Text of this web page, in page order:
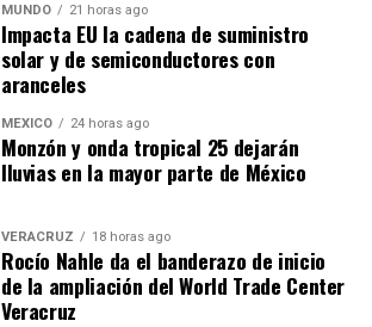
MUNDO 21 horas ago
Impacta EU la cadena de suministro
solar y de semiconductores con
aranceles
MÉXICO 24 horas ago
Monzón y onda tropical 25 dejarán
lluvias en la mayor parte de México
VERACRUZ 18 horas ago
Rocío Nahle da el banderazo de inicio
de la ampliación del World Trade Center
Veracruz